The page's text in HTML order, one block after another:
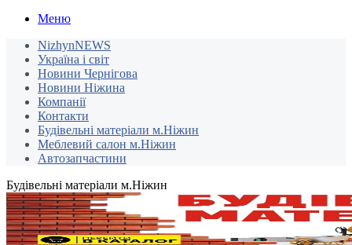
Меню
NizhynNEWS
Україна і світ
Новини Чернігова
Новини Ніжина
Компанії
Контакти
Будівельні матеріали м.Ніжин
Меблевий салон м.Ніжин
Автозапчастини
Будівельні матеріали м.Ніжин